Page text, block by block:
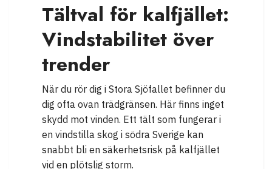
Tältval för kalfjället:
Vindstabilitet över
trender
När du rör dig i Stora Sjöfallet befinner du
dig ofta ovan trädgränsen. Här finns inget
skydd mot vinden. Ett tält som fungerar i
en vindstilla skog i södra Sverige kan
snabbt bli en säkerhetsrisk på kalfjället
vid en plötslig storm.